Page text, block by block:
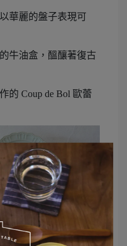
華麗的盤子表現可
牛油盒，醞釀著復古
的 Coup de Bol 歐蕾
cutting板 矩形（已停